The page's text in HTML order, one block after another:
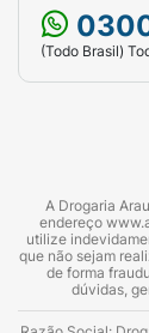
(Todo Brasil)
A Drogaria
endereço
utilize
que não sejam
de forma
dúvidas,